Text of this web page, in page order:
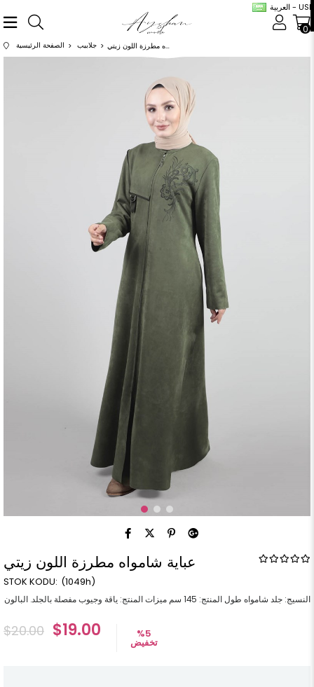
العربية - USD
0
الصفحة الرئيسية جلابيب عباية شامواه مطرزة اللون زيتي
عباية شامواه مطرزة اللون زيتي
(1049h)
النسيج: جلد شامواه طول المنتج: 145 سم ميزات المنتج: ياقة وجيوب مفصلة بالجلد. البالون له ذراع. الحزام متاح.
$20.00 $19.00 %5
تخفيض